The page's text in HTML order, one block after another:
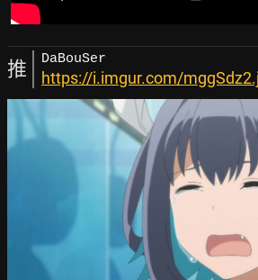
推 DaBouSer
https://i.imgur.com/